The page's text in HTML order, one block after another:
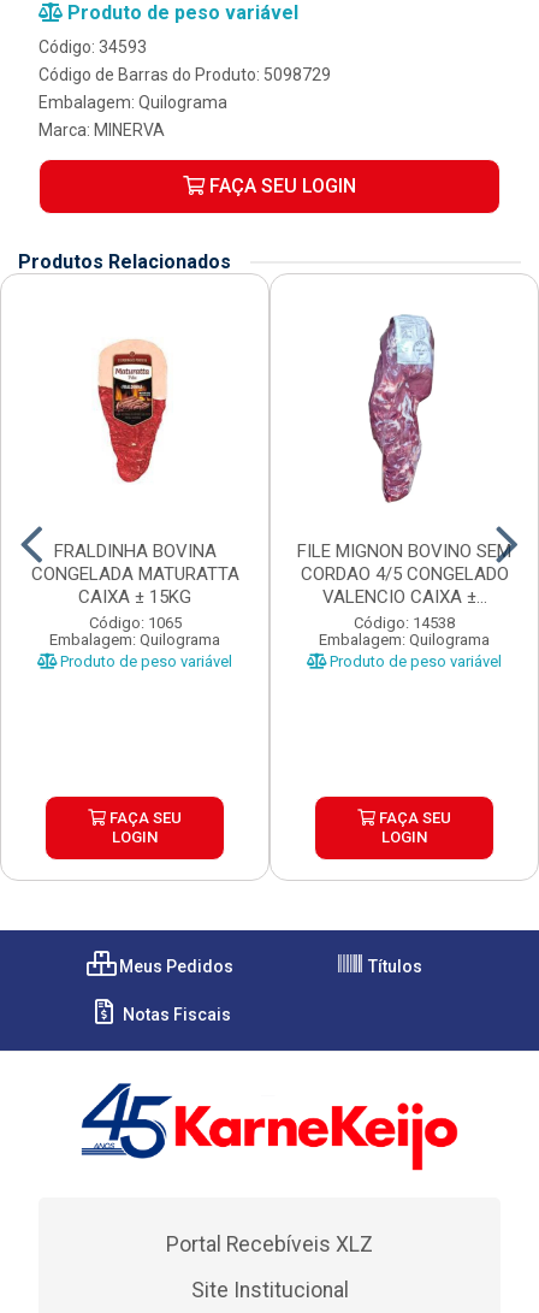
Produto de peso variável
Código: 34593
Código de Barras do Produto: 5098729
Embalagem: Quilograma
Marca: MINERVA
FAÇA SEU LOGIN
Produtos Relacionados
FRALDINHA BOVINA
CONGELADA MATURATTA
CAIXA ± 15KG
Código: 1065
Embalagem: Quilograma
Produto de peso variável
FAÇA SEU
LOGIN
FILE MIGNON BOVINO SEM
CORDAO 4/5 CONGELADO
VALENCIO CAIXA ±...
Código: 14538
Embalagem: Quilograma
Produto de peso variável
FAÇA SEU
LOGIN
Meus Pedidos Títulos
Notas Fiscais
Portal Recebíveis XLZ
Site Institucional